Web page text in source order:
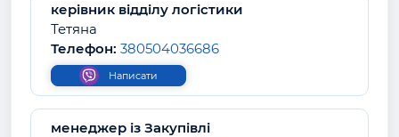
керівник відділу логістики
Тетяна
Телефон: 380504036686
Написати
менеджер із Закупівлі